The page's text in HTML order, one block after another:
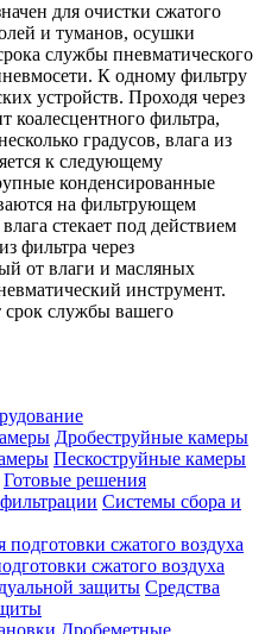
для очистки сжатого
и туманов, осушки
службы пневматического
К одному фильтру
устройств. Проходя через
фильтра,
градусов, влага из
к следующему
конденсированные
на фильтрующем
стекает под действием
фильтра через
от влаги и масляных
инструмент.
срок службы вашего
Дробеструйные камеры
Пескоструйные камеры
Готовые решения
Системы сбора и
сжатого воздуха
Средства